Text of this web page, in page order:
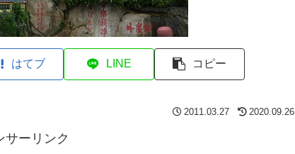
はてブ LINE コピー
2011.03.27 2020.09.26
サーリンク